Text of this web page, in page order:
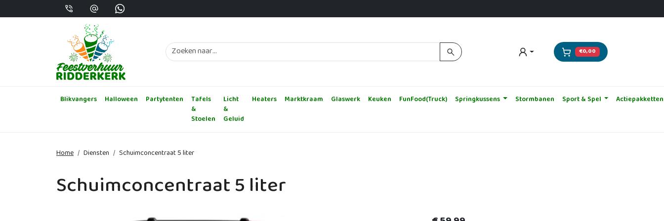
Bel ons op +31615831400
mail ons info@feestverhuur-ridderkerk.nl
Whatsapp 31652603236
€0,00
Blikvangers Halloween Partytenten
Tafels
&
Stoelen
Licht
&
Geluid
Heaters Marktkraam Glaswerk Keuken FunFood(Truck) Springkussens Stormbanen Sport & Spel Actiepakketten
Home Diensten Schuimconcentraat 5 liter
Schuimconcentraat 5 liter